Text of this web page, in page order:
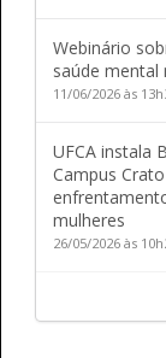
Webinário
saúde mental
11/06/2026 às
UFCA instala
Campus
mulheres
26/05/2026 às